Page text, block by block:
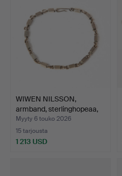
WIWEN NILSSON,
armband, sterlinghopeaa,
Lu…
Myyty 6 touko 2026
15 tarjousta
1 213 USD